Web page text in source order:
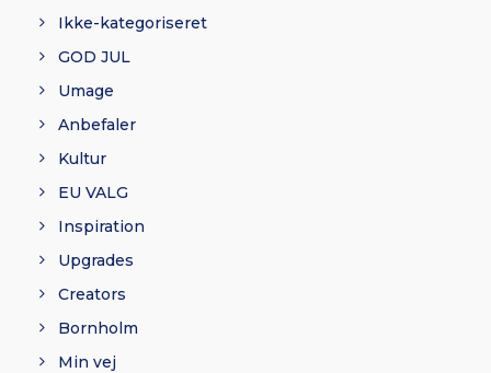
Ikke-kategoriseret
GOD JUL
Umage
Anbefaler
Kultur
EU VALG
Inspiration
Upgrades
Creators
Bornholm
Min vej